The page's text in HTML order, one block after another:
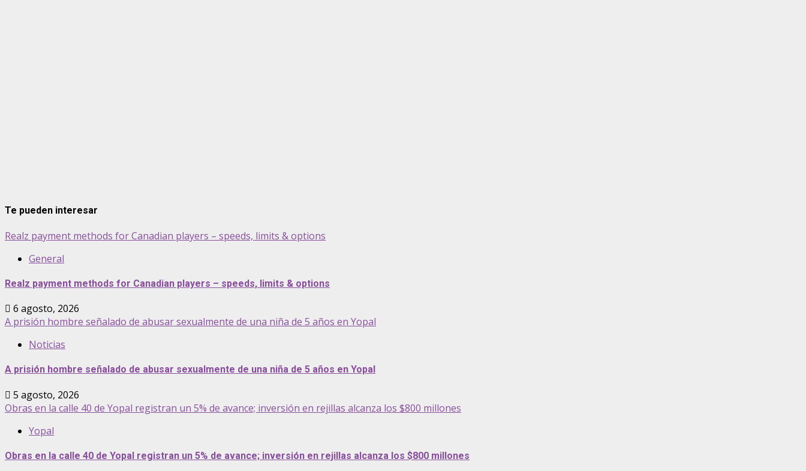
Te pueden interesar
Realz payment methods for Canadian players – speeds, limits & options
General
Realz payment methods for Canadian players – speeds, limits & options
6 agosto, 2026
A prisión hombre señalado de abusar sexualmente de una niña de 5 años en Yopal
Noticias
A prisión hombre señalado de abusar sexualmente de una niña de 5 años en Yopal
5 agosto, 2026
Obras en la calle 40 de Yopal registran un 5% de avance; inversión en rejillas alcanza los $800 millones
Yopal
Obras en la calle 40 de Yopal registran un 5% de avance; inversión en rejillas alcanza los $800 millones